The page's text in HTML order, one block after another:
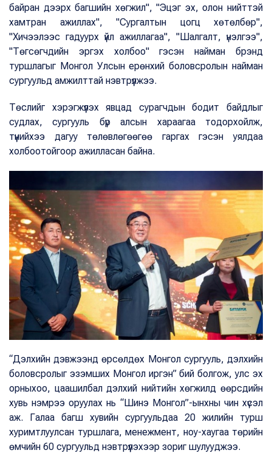
байран дээрх багшийн хөгжил", "Эцэг эх, олон нийттэй
хамтран ажиллах", "Сургалтын цогц хөтөлбөр",
"Хичээлээс гадуурх үйл ажиллагаа", "Шалгалт, үнэлгээ",
"Төгсөгчдийн эргэх холбоо" гэсэн найман брэнд
туршлагыг Монгол Улсын ерөнхий боловсролын найман
сургуульд амжилттай нэвтрүүлжээ.
Төслийг хэрэгжүүлэх явцад сурагчдын бодит байдлыг
судлах, сургууль бүр алсын хараагаа тодорхойлж,
түүнийхээ дагуу төлөвлөгөөгөө гаргах гэсэн уялдаа
холбоотойгоор ажилласан байна.
“Дэлхийн дэвжээнд өрсөлдөх Монгол сургууль, дэлхийн
боловсролыг эзэмших Монгол иргэн” бий болгож, улс эх
орныхоо, цаашилбал дэлхий нийтийн хөгжилд өөрсдийн
хувь нэмрээ оруулах нь “Шинэ Монгол”-ынхны чин хүсэл
аж. Галаа багш хувийн сургуульдаа 20 жилийн турш
хуримтлуулсан туршлага, менежмент, ноу-хаугаа төрийн
өмчийн 60 сургуульд нэвтрүүлэхээр зориг шулууджээ.